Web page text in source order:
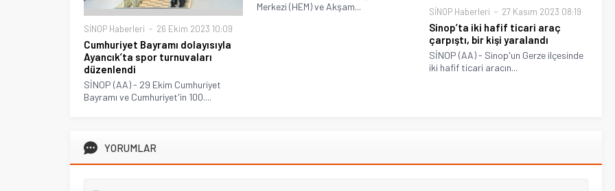
SİNOP Haberleri 26 Ekim 2023 10:09
Cumhuriyet Bayramı dolayısıyla
Ayancık’ta spor turnuvaları
düzenlendi
SİNOP (AA) - 29 Ekim Cumhuriyet
Bayramı ve Cumhuriyet'in 100....
Merkezi (HEM) ve Akşam...
SİNOP Haberleri 27 Kasım 2023 08:19
Sinop’ta iki hafif ticari araç
çarpıştı, bir kişi yaralandı
SİNOP (AA) - Sinop'un Gerze ilçesinde
iki hafif ticari aracın...
YORUMLAR